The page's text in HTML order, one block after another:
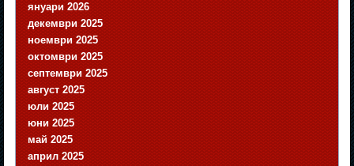
януари 2026
декември 2025
ноември 2025
октомври 2025
септември 2025
август 2025
юли 2025
юни 2025
май 2025
април 2025